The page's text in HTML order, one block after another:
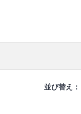
並び替え：